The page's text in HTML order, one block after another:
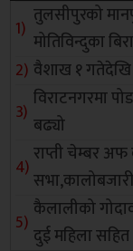
तुलसीपुरको
मोतिविन्दुका
वैशाख १ गतेदेखि
विराटनगरमा
बढ्यो
राप्ती चेम्बर
कैलालीको
दुई महिला